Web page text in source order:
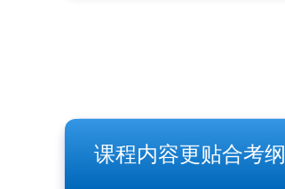
课程内容更贴合考纲